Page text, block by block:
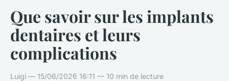
Que savoir sur les implants
dentaires et leurs
complications
Luigi — 15/06/2026 16:11 — 10 min de lecture